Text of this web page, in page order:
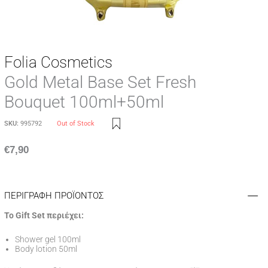
Folia Cosmetics
Gold Metal Base Set Fresh
Bouquet 100ml+50ml
SKU: 995792 Out of Stock
€7,90
ΠΕΡΙΓΡΑΦΗ ΠΡΟΪΟΝΤΟΣ
Το Gift Set περιέχει:
Shower gel 100ml
Body lotion 50ml